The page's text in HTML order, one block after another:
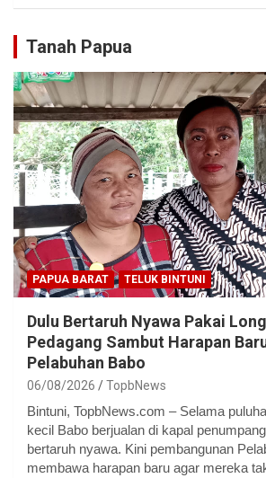
Tanah Papua
PAPUA BARAT TELUK BINTUNI
Dulu Bertaruh Nyawa Pakai
Pedagang Sambut Harapan
Pelabuhan Babo
06/08/2026 TopbNews
Bintuni, TopbNews.com – Selama
kecil Babo berjualan di kapal
bertaruh nyawa. Kini pembangunan
membawa harapan baru agar mereka